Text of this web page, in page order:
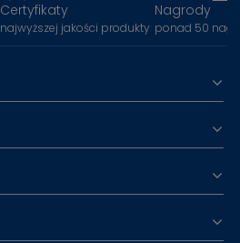
Certyfikaty
najwyższej jakości produkty
Nagrody
ponad 50